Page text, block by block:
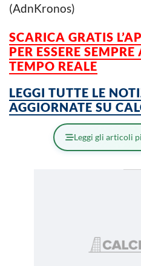
(AdnKronos)
SCARICA GRATIS
PER ESSERE SEMPRE
TEMPO REALE
LEGGI TUTTE LE
AGGIORNATE SU
Leggi gli articoli